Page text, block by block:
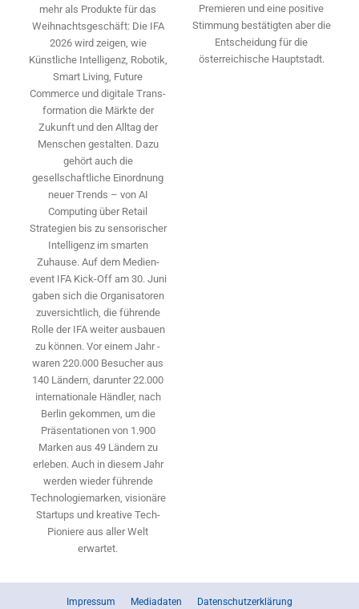
mehr als Produkte für das
Weihnachtsgeschäft: Die IFA
2026 wird ­zeigen, wie
Künstliche Intelligenz, Robotik,
Smart Living, Future
Commerce und digitale Trans­
formation die Märkte der
Zukunft und den Alltag der
Menschen gestalten. Dazu
gehört auch die
gesellschaftliche Einordnung
neuer Trends – von AI
Computing über Retail
Strategien bis zu sensorischer
Intelligenz im smarten
Zuhause. Auf dem Medien­
event IFA Kick-Off am 30. Juni
gaben sich die Organisatoren
zuversichtlich, die führende
Rolle der IFA weiter ausbauen
zu können. Vor einem Jahr ­
waren 220.000 Besucher aus
140 ­Ländern, ­darunter 22.000
internationale Händler, nach
Berlin gekommen, um die
Präsen­tationen von 1.900
Marken aus 49 Ländern zu
erleben. Auch in diesem Jahr
werden wieder führende
Technologiemarken, visionäre
Startups und ­kreative Tech-
Pioniere aus aller Welt
erwartet.
Premieren und eine positive
Stimmung bestätigten aber die
Entscheidung für die
österreichische Hauptstadt.
Impressum Mediadaten Datenschutzerklärung